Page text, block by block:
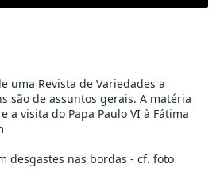
uma Revista de Variedades a
são de assuntos gerais. A matéria
a visita do Papa Paulo VI à Fátima
desgastes nas bordas - cf. foto